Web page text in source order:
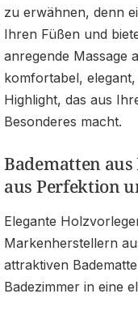
zu erwähnen, denn
Ihren Füßen und
anregende Massage
komfortabel,
Highlight, das aus
Besonderes macht.
Badematten
aus Perfektion
Elegante
Markenherstellern
attraktiven
Badezimmer in eine